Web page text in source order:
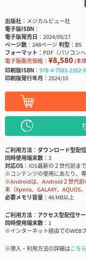
出版社
メジカルビュー社
電子版ISBN
電子版発売日
2024/09/27
ページ数
248ページ判型
B5
フォーマット
PDF（パソコン
電子版販売価格： ¥8,580(本
印刷版ISBN
978-4-7583-2352-9
印刷版発行年月
2024/10
ご利用方法
ダウンロード型配
同時使用端末数
3
対応OS
iOS最新の２世代前ま
※コンテンツの使用にあたり、
※Androidは、Android２世代前
末（Xperia、GALAXY、AQUOS
必要メモリ容量
46 MB以上
ご利用方法
アクセス型配信サ
同時使用端末数
1
※インターネット経由でのWEB
※導入・利用方法の詳細はこちら